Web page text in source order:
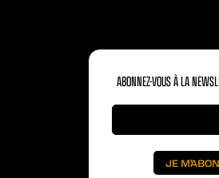
ABONNEZ-VOUS À LA